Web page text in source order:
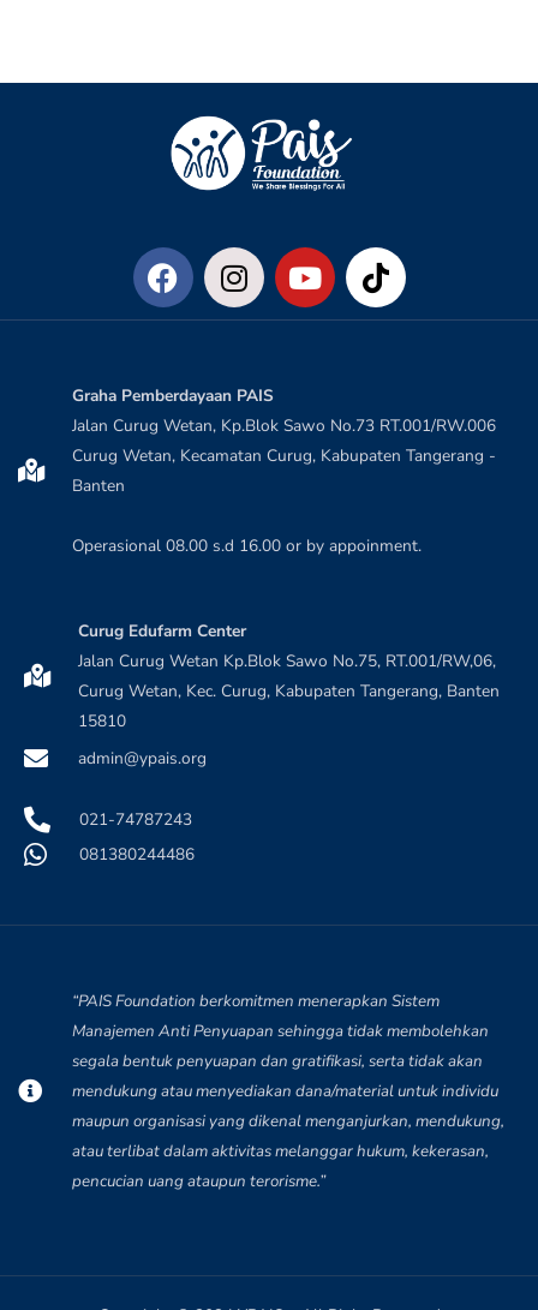
Graha Pemberdayaan PAIS
Jalan Curug Wetan, Kp.Blok Sawo No.73 RT.001/RW.006
Curug Wetan, Kecamatan Curug, Kabupaten Tangerang -
Banten
Operasional 08.00 s.d 16.00 or by appoinment.
Curug Edufarm Center
Jalan Curug Wetan Kp.Blok Sawo No.75, RT.001/RW,06,
Curug Wetan, Kec. Curug, Kabupaten Tangerang, Banten
15810
admin@ypais.org
021-74787243
081380244486
“PAIS Foundation berkomitmen menerapkan Sistem
Manajemen Anti Penyuapan sehingga tidak membolehkan
segala bentuk penyuapan dan gratifikasi, serta tidak akan
mendukung atau menyediakan dana/material untuk individu
maupun organisasi yang dikenal menganjurkan, mendukung,
atau terlibat dalam aktivitas melanggar hukum, kekerasan,
pencucian uang ataupun terorisme.”